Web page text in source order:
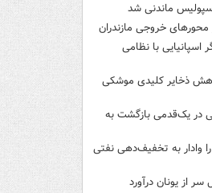
ماندنی شد
خروجی مازندران
اسپانیایی با نظامی
ذخایر کلیدی موشکی
در یک‌قدمی بازگشت به
وادار به تخفیف‌دهی نفتی
سر از یونان درآورد